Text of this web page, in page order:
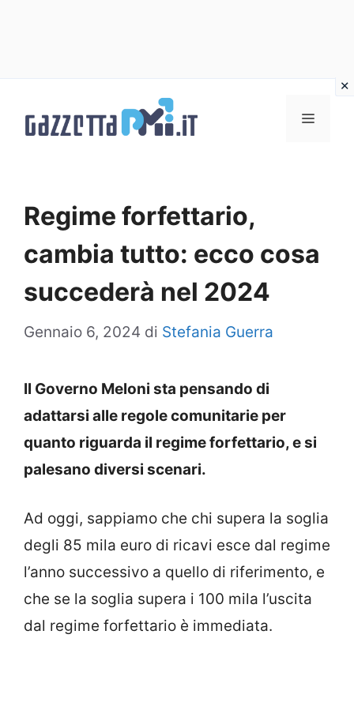
Menu
Regime forfettario,
cambia tutto: ecco cosa
succederà nel 2024
Gennaio 6, 2024 di Stefania Guerra
Il Governo Meloni sta pensando di
adattarsi alle regole comunitarie per
quanto riguarda il regime forfettario, e si
palesano diversi scenari.
Ad oggi, sappiamo che chi supera la soglia
degli 85 mila euro di ricavi esce dal regime
l’anno successivo a quello di riferimento, e
che se la soglia supera i 100 mila l’uscita
dal regime forfettario è immediata.